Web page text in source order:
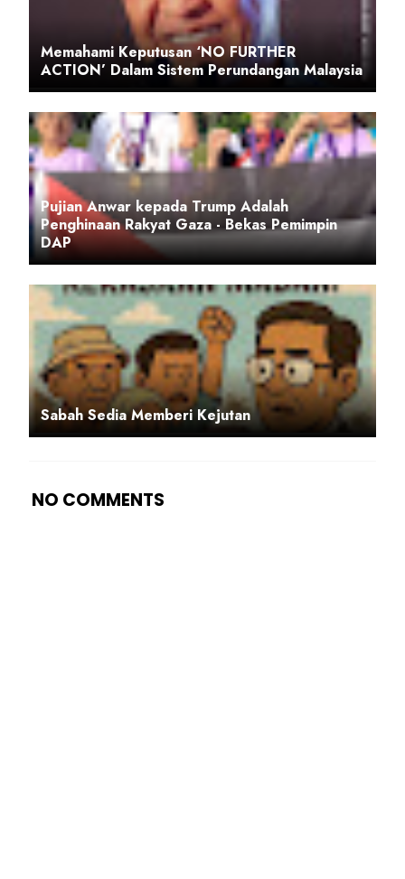
Memahami Keputusan ‘NO FURTHER
ACTION’ Dalam Sistem Perundangan Malaysia
Pujian Anwar kepada Trump Adalah
Penghinaan Rakyat Gaza - Bekas Pemimpin
DAP
Sabah Sedia Memberi Kejutan
NO COMMENTS